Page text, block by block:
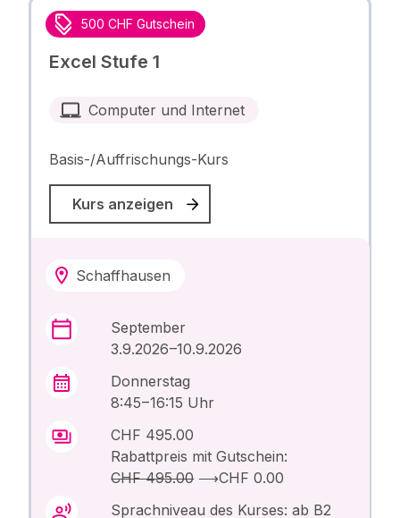
500 CHF Gutschein
Excel Stufe 1
Computer und Internet
Basis-/Auffrischungs-Kurs
Kurs anzeigen
Schaffhausen
September
3.9.2026 –10.9.2026
Donnerstag
8:45 – 16:15 Uhr
CHF 495.00
Rabattpreis mit Gutschein:
CHF 495.00⟶CHF 0.00
Sprachniveau des Kurses: ab B2